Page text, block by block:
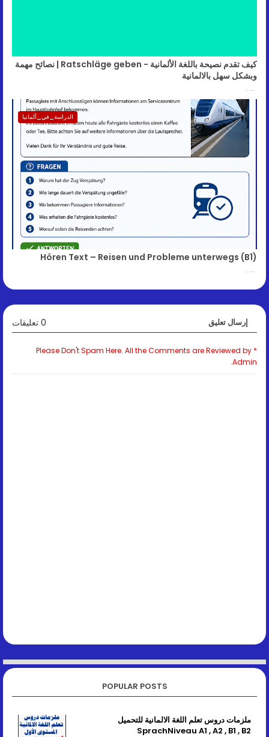
كيف تقدم نصيحة باللغة الألمانية - Ratschläge geben | نصائح مهمة
وبشكل سهل بالالمانية
الدراسة_في_ألمانيا
Hören Text – Reisen und Probleme unterwegs (B1)
إرسال تعليق 0 تعليقات
* Please Don't Spam Here. All the Comments are Reviewed by
Admin.
POPULAR POSTS
ملزمات دروس تعلم اللغة الالمانية للتحميل
SprachNiveau A1 , A2 , B1 , B2